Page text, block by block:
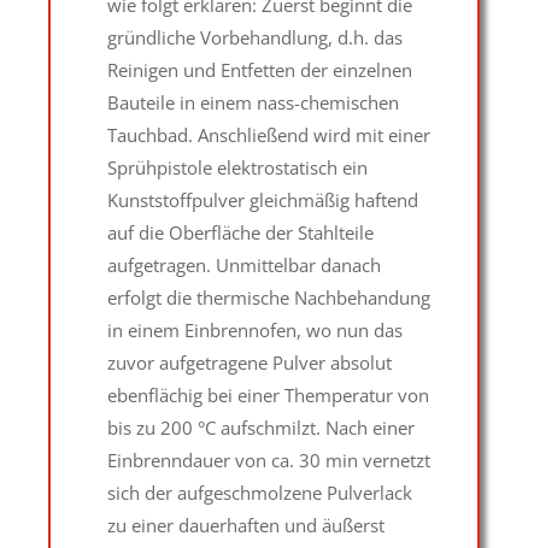
gründliche Vorbehandlung, d.h. das
Reinigen und Entfetten der einzelnen
Bauteile in einem nass-chemischen
Tauchbad. Anschließend wird mit einer
Sprühpistole elektrostatisch ein
Kunststoffpulver gleichmäßig haftend
auf die Oberfläche der Stahlteile
aufgetragen. Unmittelbar danach
erfolgt die thermische Nachbehandung
in einem Einbrennofen, wo nun das
zuvor aufgetragene Pulver absolut
ebenflächig bei einer Themperatur von
bis zu 200 °C aufschmilzt. Nach einer
Einbrenndauer von ca. 30 min vernetzt
sich der aufgeschmolzene Pulverlack
zu einer dauerhaften und äußerst